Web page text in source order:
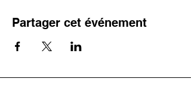
Partager cet événement